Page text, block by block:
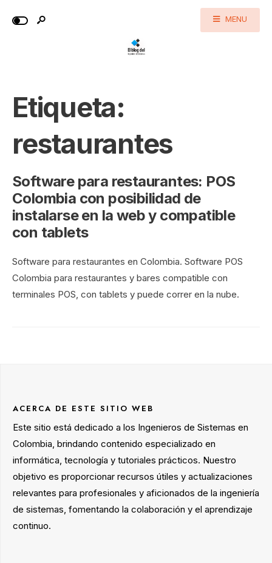
MENU
Etiqueta:
restaurantes
Software para restaurantes: POS
Colombia con posibilidad de
instalarse en la web y compatible
con tablets
Software para restaurantes en Colombia. Software POS
Colombia para restaurantes y bares compatible con
terminales POS, con tablets y puede correr en la nube.
ACERCA DE ESTE SITIO WEB
Este sitio está dedicado a los Ingenieros de Sistemas en
Colombia, brindando contenido especializado en
informática, tecnología y tutoriales prácticos. Nuestro
objetivo es proporcionar recursos útiles y actualizaciones
relevantes para profesionales y aficionados de la ingeniería
de sistemas, fomentando la colaboración y el aprendizaje
continuo.